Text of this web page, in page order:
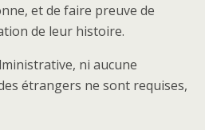
et de faire preuve de
de leur histoire.
ni aucune
étrangers ne sont requises,